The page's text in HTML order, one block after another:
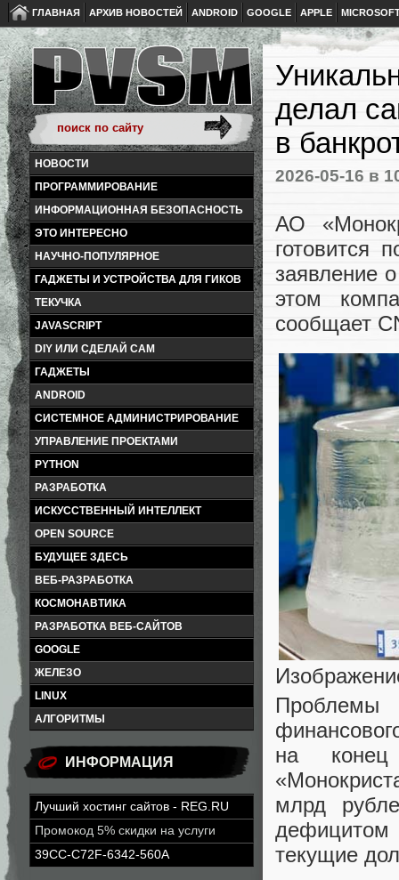
ГЛАВНАЯ АРХИВ НОВОСТЕЙ ANDROID GOOGLE APPLE
НОВОСТИ
ПРОГРАММИРОВАНИЕ
ИНФОРМАЦИОННАЯ БЕЗОПАСНОСТЬ
ЭТО ИНТЕРЕСНО
НАУЧНО-ПОПУЛЯРНОЕ
ГАДЖЕТЫ И УСТРОЙСТВА ДЛЯ ГИКОВ
ТЕКУЧКА
JAVASCRIPT
DIY ИЛИ СДЕЛАЙ САМ
ГАДЖЕТЫ
ANDROID
СИСТЕМНОЕ АДМИНИСТРИРОВАНИЕ
УПРАВЛЕНИЕ ПРОЕКТАМИ
PYTHON
РАЗРАБОТКА
ИСКУССТВЕННЫЙ ИНТЕЛЛЕКТ
OPEN SOURCE
БУДУЩЕЕ ЗДЕСЬ
ВЕБ-РАЗРАБОТКА
КОСМОНАВТИКА
РАЗРАБОТКА ВЕБ-САЙТОВ
GOOGLE
ЖЕЛЕЗО
LINUX
АЛГОРИТМЫ
ИНФОРМАЦИЯ
Лучший хостинг сайтов - REG.RU
Промокод 5% скидки на услуги
39CC-C72F-6342-560A
делал
в
2026-05-16 в
АО
готовится
заявление
этом
сообщает
Проблемы
на конец
млрд
текущие